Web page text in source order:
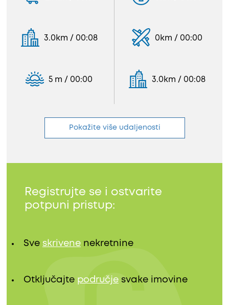
3.0km / 00:08
5 m / 00:00
0km / 00:00
3.0km / 00:08
Pokažite više udaljenosti
Registrujte se i ostvarite
potpuni pristup:
Sve skrivene nekretnine
Otključajte područje svake imovine